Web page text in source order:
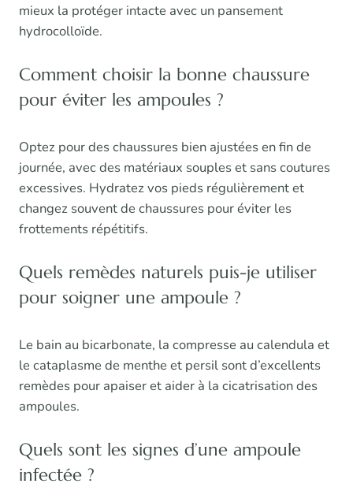
mieux la protéger intacte avec un pansement
hydrocolloïde.
Comment choisir la bonne chaussure
pour éviter les ampoules ?
Optez pour des chaussures bien ajustées en fin de
journée, avec des matériaux souples et sans coutures
excessives. Hydratez vos pieds régulièrement et
changez souvent de chaussures pour éviter les
frottements répétitifs.
Quels remèdes naturels puis-je utiliser
pour soigner une ampoule ?
Le bain au bicarbonate, la compresse au calendula et
le cataplasme de menthe et persil sont d’excellents
remèdes pour apaiser et aider à la cicatrisation des
ampoules.
Quels sont les signes d’une ampoule
infectée ?